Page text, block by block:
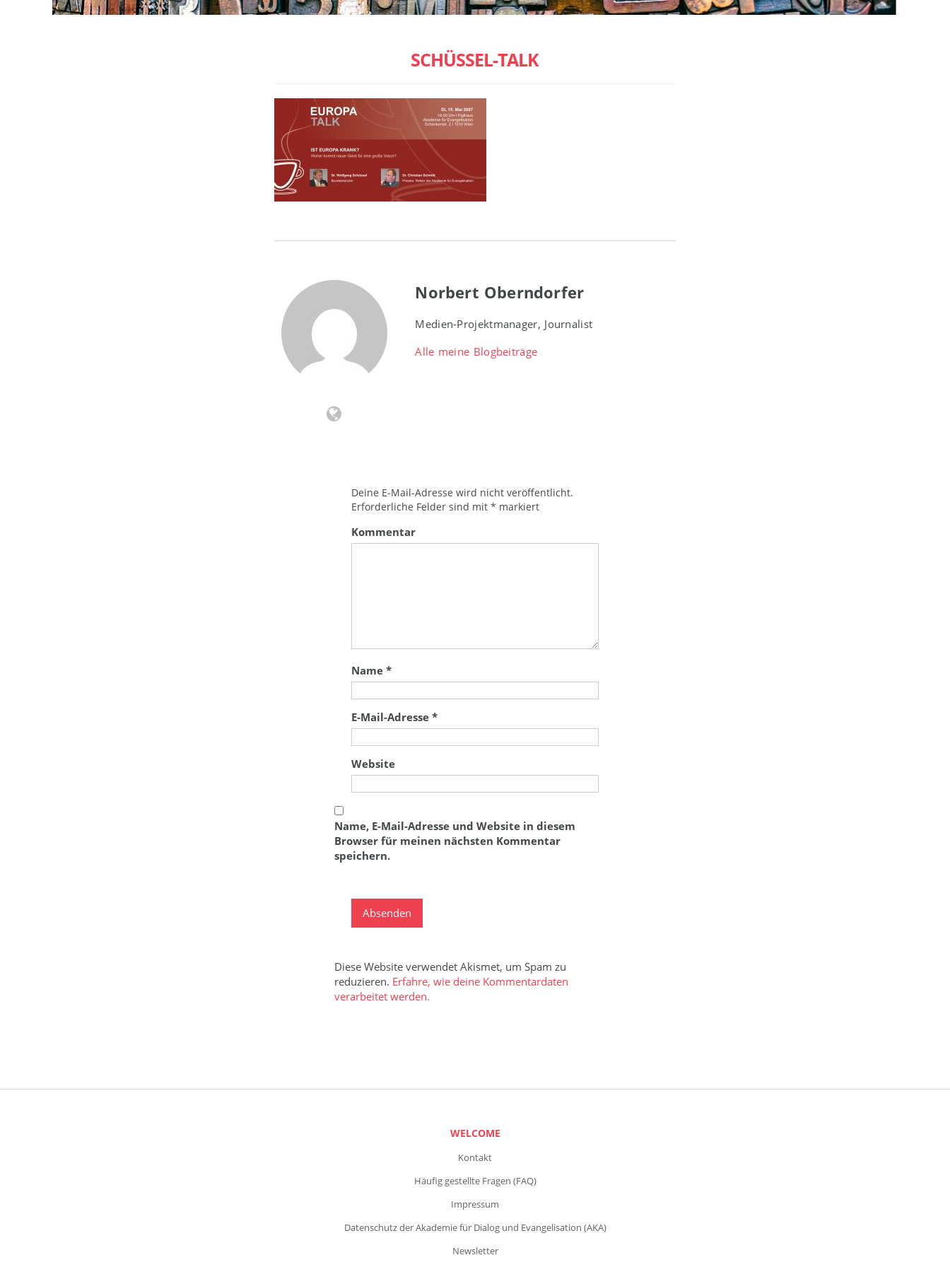
SCHÜSSEL-TALK
Norbert Oberndorfer
Medien-Projektmanager, Journalist
Alle meine Blogbeiträge
Deine E-Mail-Adresse wird nicht veröffentlicht.
Erforderliche Felder sind mit* markiert
Kommentar
Name*
E-Mail-Adresse*
Website
Name, E-Mail-Adresse und Website in diesem
Browser für meinen nächsten Kommentar
speichern.
Diese Website verwendet Akismet, um Spam zu
reduzieren. Erfahre, wie deine Kommentardaten
verarbeitet werden.
WELCOME
Kontakt
Häufig gestellte Fragen (FAQ)
Impressum
Datenschutz der Akademie für Dialog und Evangelisation (AKA)
Newsletter